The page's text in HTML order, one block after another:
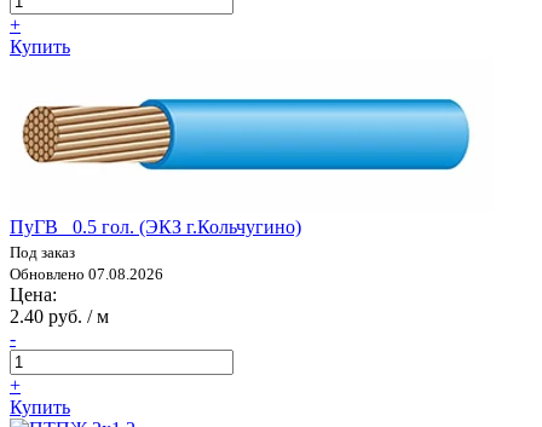
+
Купить
ПуГВ 0.5 гол. (ЭКЗ г.Кольчугино)
Под заказ
Обновлено 07.08.2026
Цена:
2.40 руб. / м
-
+
Купить